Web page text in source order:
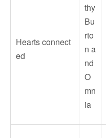
Hearts connect
ed
thy
Bu
rto
n a
nd
O
mn
ia